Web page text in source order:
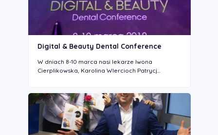
Digital & Beauty Dental Conference
W dniach 8-10 marca nasi lekarze Iwona
Cierplikowska, Karolina WIercioch Patrycj...